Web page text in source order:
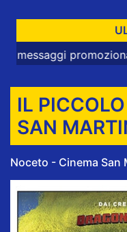
promozionali e
IL
SAN
Noceto - Cinema San